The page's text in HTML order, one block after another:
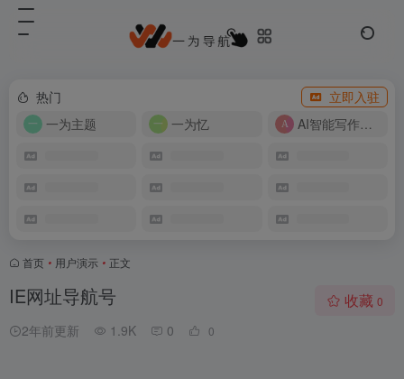
热门
立即入驻
一为主题
一为忆 AI智能写作工具
首页 • 用户演示 • 正文
IE网址导航号
2年前更新 1.9K 0 0
收藏 0